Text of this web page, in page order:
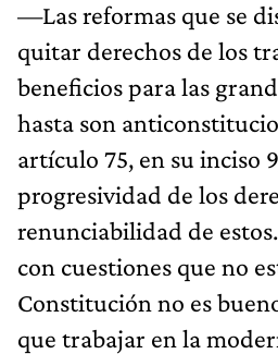
—Las reformas que se
quitar derechos de los
beneficios para las
hasta son
artículo 75, en su inciso
progresividad de los
renunciabilidad de
con cuestiones que no
Constitución no es
que trabajar en la